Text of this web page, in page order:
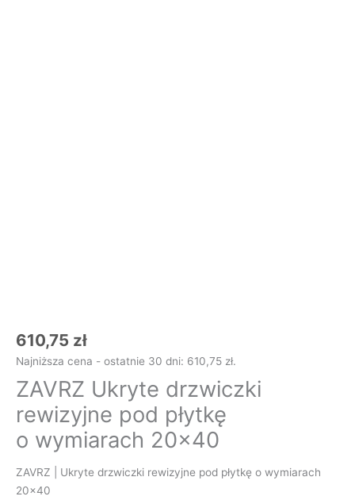
610,75 zł
Najniższa cena - ostatnie 30 dni: 610,75 zł.
ZAVRZ Ukryte drzwiczki
rewizyjne pod płytkę
o wymiarach 20×40
ZAVRZ | Ukryte drzwiczki rewizyjne pod płytkę o wymiarach
20×40